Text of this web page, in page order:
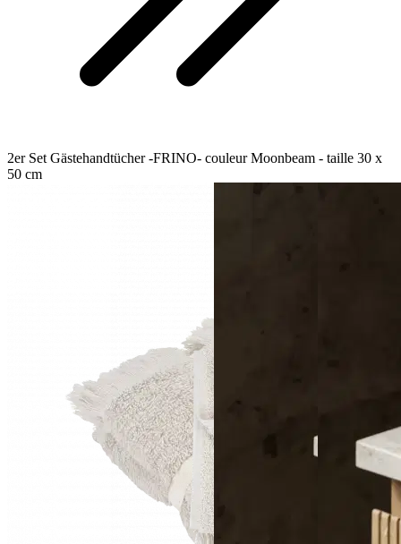
2er Set Gästehandtücher -FRINO- couleur Moonbeam - taille 30 x
50 cm